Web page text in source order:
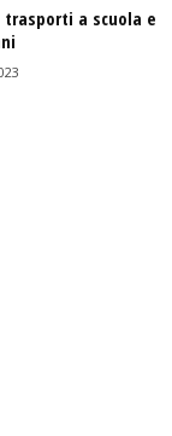
trasporti a scuola e